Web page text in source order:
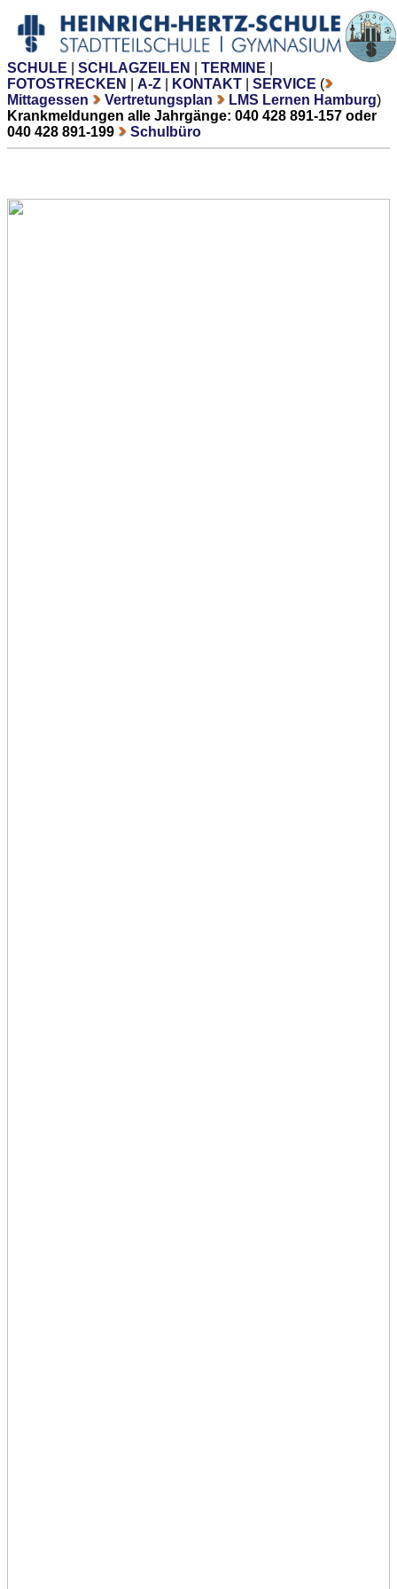
SCHULE SCHLAGZEILEN TERMINE
FOTOSTRECKEN
A-Z KONTAKT SERVICE (
Mittagessen
Vertretungsplan LMS Lernen Hamburg)
Krankmeldungen alle Jahrgänge: 040 428 891-157 oder
040 428 891-199
Schulbüro